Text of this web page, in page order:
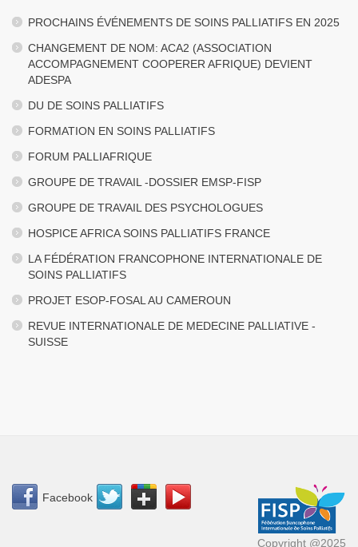
PROCHAINS ÉVÉNEMENTS DE SOINS PALLIATIFS EN 2025
CHANGEMENT DE NOM: ACA2 (ASSOCIATION
ACCOMPAGNEMENT COOPERER AFRIQUE) DEVIENT
ADESPA
DU DE SOINS PALLIATIFS
FORMATION EN SOINS PALLIATIFS
FORUM PALLIAFRIQUE
GROUPE DE TRAVAIL -DOSSIER EMSP-FISP
GROUPE DE TRAVAIL DES PSYCHOLOGUES
HOSPICE AFRICA SOINS PALLIATIFS FRANCE
LA FÉDÉRATION FRANCOPHONE INTERNATIONALE DE
SOINS PALLIATIFS
PROJET ESOP-FOSAL AU CAMEROUN
REVUE INTERNATIONALE DE MEDECINE PALLIATIVE -
SUISSE
Facebook
Copyright @2025